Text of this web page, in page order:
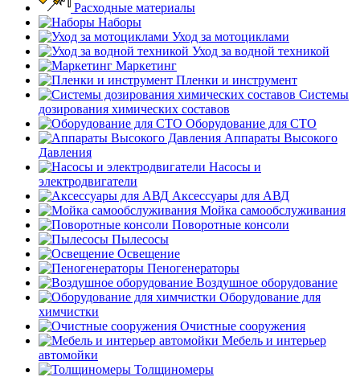
Расходные материалы
Наборы
Уход за мотоциклами
Уход за водной техникой
Маркетинг
Пленки и инструмент
Системы
дозирования химических составов
Оборудование для СТО
Аппараты Высокого
Давления
Насосы и
электродвигатели
Аксессуары для АВД
Мойка самообслуживания
Поворотные консоли
Пылесосы
Освещение
Пеногенераторы
Воздушное оборудование
Оборудование для
химчистки
Очистные сооружения
Мебель и интерьер
автомойки
Толщиномеры